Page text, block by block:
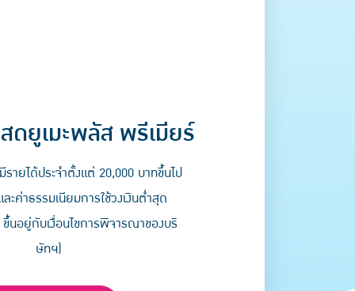
ดยูเมะพลัส พรีเมียร์
ายได้ประจำตั้งแต่ 20,000 บาทขึ้นไป
ะค่าธรรมเนียมการใช้วงเงินต่ำสุด
อยู่กับเงื่อนไขการพิจารณาของบริ
ษัทฯ)